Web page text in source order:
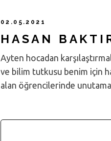
02.05.2021
HASAN
Ayten hocadan
ve bilim tutkusu benim için
alan öğrencilerinde